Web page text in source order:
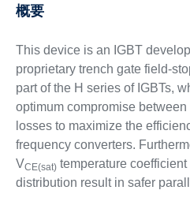
概要
This device is an IGBT
proprietary trench gate field-
part of the H series of IGBTs,
optimum compromise
losses to maximize the
frequency converters.
VCE(sat)temperature coefficient
distribution result in safer